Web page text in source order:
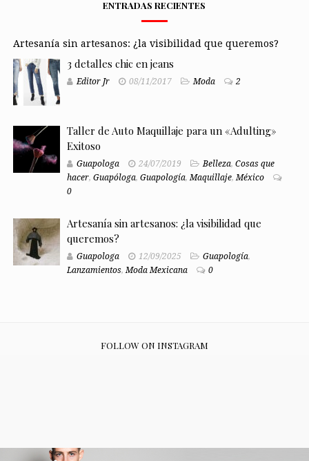
ENTRADAS RECIENTES
Artesanía sin artesanos: ¿la visibilidad que queremos?
3 detalles chic en jeans
Editor Jr 08/11/2017 Moda 2
Taller de Auto Maquillaje para un «Adulting»
Exitoso
Guapologa 24/07/2019 Belleza, Cosas que
hacer, Guapóloga, Guapología,Maquillaje,México
0
Artesanía sin artesanos: ¿la visibilidad que
queremos?
Guapologa 12/09/2025 Guapología,
Lanzamientos,Moda Mexicana 0
FOLLOW ON INSTAGRAM